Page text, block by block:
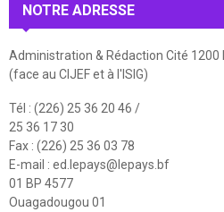
NOTRE ADRESSE
Administration & Rédaction Cité 1200
(face au CIJEF et à l'ISIG)
Tél : (226) 25 36 20 46 /
25 36 17 30
Fax : (226) 25 36 03 78
E-mail : ed.lepays@lepays.bf
01 BP 4577
Ouagadougou 01